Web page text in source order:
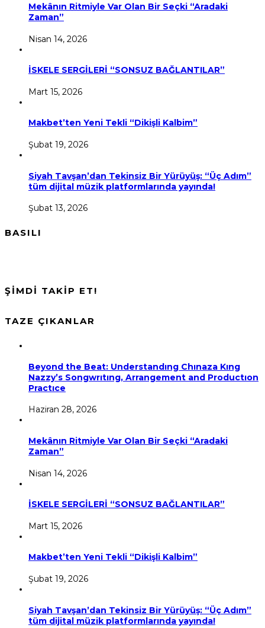
Mekânın Ritmiyle Var Olan Bir Seçki “Aradaki
Zaman”
Nisan 14, 2026
İSKELE SERGİLERİ “SONSUZ BAĞLANTILAR”
Mart 15, 2026
Makbet’ten Yeni Tekli “Dikişli Kalbim”
Şubat 19, 2026
Siyah Tavşan’dan Tekinsiz Bir Yürüyüş: “Üç Adım”
tüm dijital müzik platformlarında yayında!
Şubat 13, 2026
BASILI
ŞİMDİ TAKİP ET!
TAZE ÇIKANLAR
Beyond the Beat: Understandıng Chınaza Kıng
Nazzy’s Songwrıtıng, Arrangement and Productıon
Practıce
Haziran 28, 2026
Mekânın Ritmiyle Var Olan Bir Seçki “Aradaki
Zaman”
Nisan 14, 2026
İSKELE SERGİLERİ “SONSUZ BAĞLANTILAR”
Mart 15, 2026
Makbet’ten Yeni Tekli “Dikişli Kalbim”
Şubat 19, 2026
Siyah Tavşan’dan Tekinsiz Bir Yürüyüş: “Üç Adım”
tüm dijital müzik platformlarında yayında!